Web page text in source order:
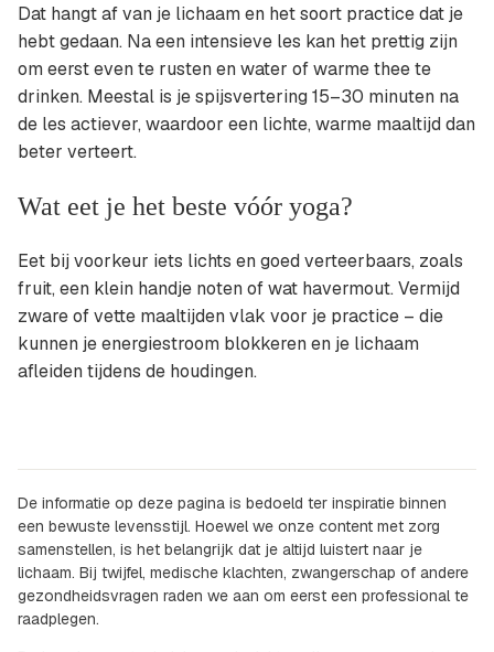
Dat hangt af van je lichaam en het soort practice dat je
hebt gedaan. Na een intensieve les kan het prettig zijn
om eerst even te rusten en water of warme thee te
drinken. Meestal is je spijsvertering 15–30 minuten na
de les actiever, waardoor een lichte, warme maaltijd dan
beter verteert.
Wat eet je het beste vóór yoga?
Eet bij voorkeur iets lichts en goed verteerbaars, zoals
fruit, een klein handje noten of wat havermout. Vermijd
zware of vette maaltijden vlak voor je practice – die
kunnen je energiestroom blokkeren en je lichaam
afleiden tijdens de houdingen.
De informatie op deze pagina is bedoeld ter inspiratie binnen
een bewuste levensstijl. Hoewel we onze content met zorg
samenstellen, is het belangrijk dat je altijd luistert naar je
lichaam. Bij twijfel, medische klachten, zwangerschap of andere
gezondheidsvragen raden we aan om eerst een professional te
raadplegen.